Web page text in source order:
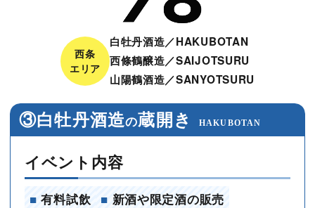
西条
エリア
白牡丹酒造／HAKUBOTAN
西條鶴醸造／SAIJOTSURU
山陽鶴酒造／SANYOTSURU
③白牡丹酒造の蔵開き HAKUBOTAN
イベント内容
■ 有料試飲 ■ 新酒や限定酒の販売